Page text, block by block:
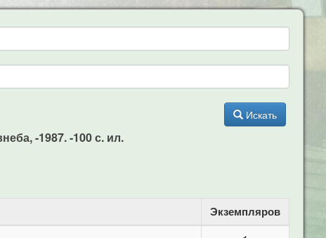
Искать
-1987. -100 с. ил.
Экземпляров